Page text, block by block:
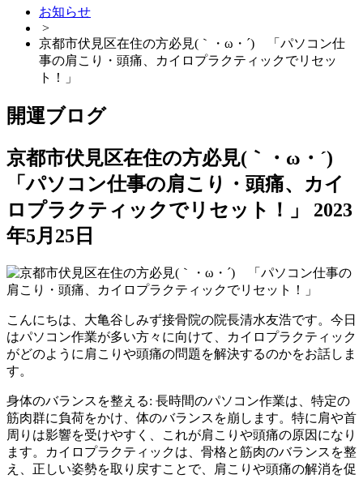
お知らせ
>
京都市伏見区在住の方必見(｀・ω・´)ゞ「パソコン仕
事の肩こり・頭痛、カイロプラクティックでリセッ
ト！」
開運ブログ
京都市伏見区在住の方必見(｀・ω・´)ゞ
「パソコン仕事の肩こり・頭痛、カイ
ロプラクティックでリセット！」
2023
年5月25日
こんにちは、大亀谷しみず接骨院の院長清水友浩です。今日
はパソコン作業が多い方々に向けて、カイロプラクティック
がどのように肩こりや頭痛の問題を解決するのかをお話しま
す。
身体のバランスを整える: 長時間のパソコン作業は、特定の
筋肉群に負荷をかけ、体のバランスを崩します。特に肩や首
周りは影響を受けやすく、これが肩こりや頭痛の原因になり
ます。カイロプラクティックは、骨格と筋肉のバランスを整
え、正しい姿勢を取り戻すことで、肩こりや頭痛の解消を促